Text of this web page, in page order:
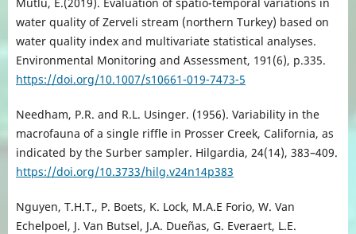
water quality of Zerveli stream (northern Turkey) based on
water quality index and multivariate statistical analyses.
Environmental Monitoring and Assessment, 191(6), p.335.
https://doi.org/10.1007/s10661-019-7473-5
Needham, P.R. and R.L. Usinger. (1956). Variability in the
macrofauna of a single riffle in Prosser Creek, California, as
indicated by the Surber sampler. Hilgardia, 24(14), 383–409.
https://doi.org/10.3733/hilg.v24n14p383
Nguyen, T.H.T., P. Boets, K. Lock, M.A.E Forio, W. Van
Echelpoel, J. Van Butsel, J.A. Dueñas, G. Everaert, L.E.